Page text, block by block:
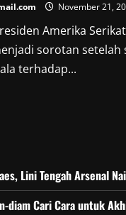
November 21,
Amerika
sorotan setelah
terhadap...
Lini Tengah Arsenal
diam Cari Cara untuk